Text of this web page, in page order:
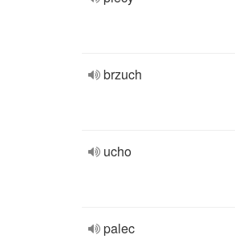
brzuch
ucho
palec